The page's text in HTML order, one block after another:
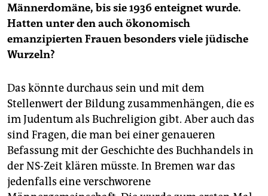
Männerdomäne, bis sie 1936 enteignet wurde.
Hatten unter den auch ökonomisch
emanzipierten Frauen besonders viele jüdische
Wurzeln?
Das könnte durchaus sein und mit dem
Stellenwert der Bildung zusammenhängen, die es
im Judentum als Buchreligion gibt. Aber auch das
sind Fragen, die man bei einer genaueren
Befassung mit der Geschichte des Buchhandels in
der NS-Zeit klären müsste. In Bremen war das
jedenfalls eine verschworene